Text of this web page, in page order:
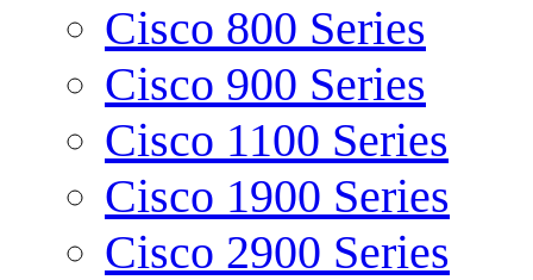
Cisco 800 Series
Cisco 900 Series
Cisco 1100 Series
Cisco 1900 Series
Cisco 2900 Series